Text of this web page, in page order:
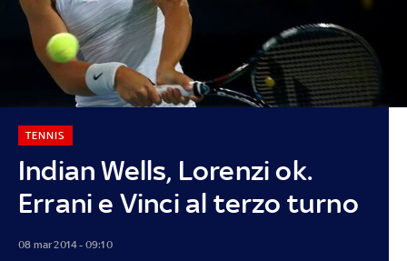
Indian Wells, Lorenzi ok.
Errani e Vinci al terzo turno
TENNIS
08 mar 2014 - 09:10